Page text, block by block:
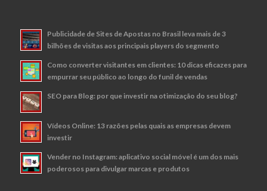
Publicidade de Sites de Apostas no Brasil leva mais de 3
bilhões de visitas aos principais players do segmento
Como converter visitantes em clientes: 10 dicas eficazes para
empurrar seu público ao longo do funil de vendas
SEO para Blog: por que investir na otimização do seu blog?
Vídeos Online: 13 razões pelas quais as empresas devem
investir
Vender no Instagram: aplicativo social móvel é um dos mais
poderosos para divulgar marcas e produtos